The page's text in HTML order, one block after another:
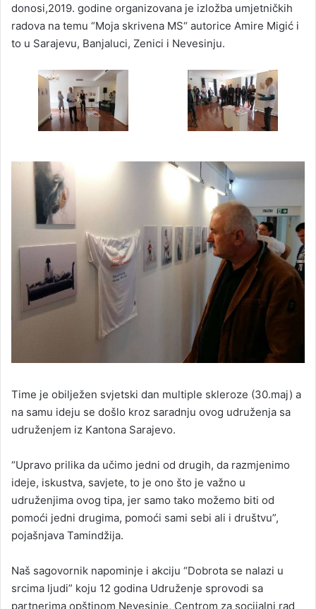
donosi,2019. godine organizovana je izložba umjetničkih
radova na temu “Moja skrivena MS“ autorice Amire Migić i
to u Sarajevu, Banjaluci, Zenici i Nevesinju.
Time je obilježen svjetski dan multiple skleroze (30.maj) a
na samu ideju se došlo kroz saradnju ovog udruženja sa
udruženjem iz Kantona Sarajevo.
“Upravo prilika da učimo jedni od drugih, da razmjenimo
ideje, iskustva, savjete, to je ono što je važno u
udruženjima ovog tipa, jer samo tako možemo biti od
pomoći jedni drugima, pomoći sami sebi ali i društvu”,
pojašnjava Tamindžija.
Naš sagovornik napominje i akciju “Dobrota se nalazi u
srcima ljudi” koju 12 godina Udruženje sprovodi sa
partnerima opštinom Nevesinje, Centrom za socijalni rad